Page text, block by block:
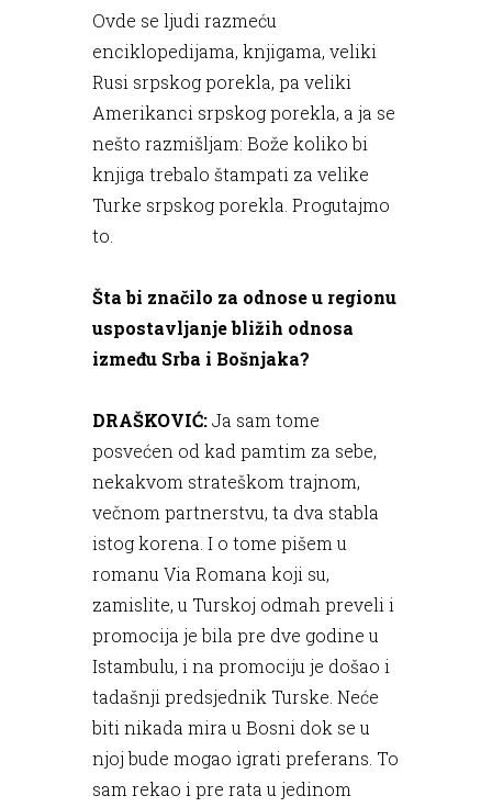
Ovde se ljudi razmeću
enciklopedijama, knjigama, veliki
Rusi srpskog porekla, pa veliki
Amerikanci srpskog porekla, a ja se
nešto razmišljam: Bože koliko bi
knjiga trebalo štampati za velike
Turke srpskog porekla. Progutajmo
to.
Šta bi značilo za odnose u regionu
uspostavljanje bližih odnosa
između Srba i Bošnjaka?
DRAŠKOVIĆ:Ja sam tome
posvećen od kad pamtim za sebe,
nekakvom strateškom trajnom,
večnom partnerstvu, ta dva stabla
istog korena. I o tome pišem u
romanu Via Romana koji su,
zamislite, u Turskoj odmah preveli i
promocija je bila pre dve godine u
Istambulu, i na promociju je došao i
tadašnji predsjednik Turske. Neće
biti nikada mira u Bosni dok se u
njoj bude mogao igrati preferans. To
sam rekao i pre rata u jedinom